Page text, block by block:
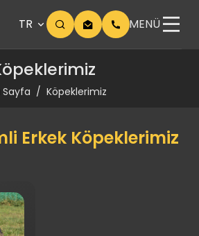
TR MENÜ
Sayfa Köpeklerimiz
Erkek Köpeklerimiz